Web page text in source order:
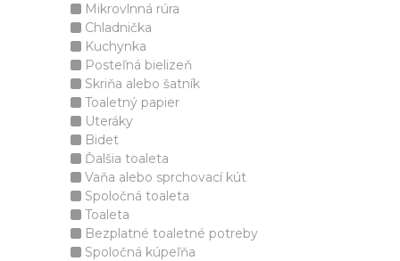
Mikrovlnná rúra
Chladnička
Kuchynka
Posteľná bielizeň
Skriňa alebo šatník
Toaletný papier
Uteráky
Bidet
Ďalšia toaleta
Vaňa alebo sprchovací kút
Spoločná toaleta
Toaleta
Bezplatné toaletné potreby
Spoločná kúpeľňa